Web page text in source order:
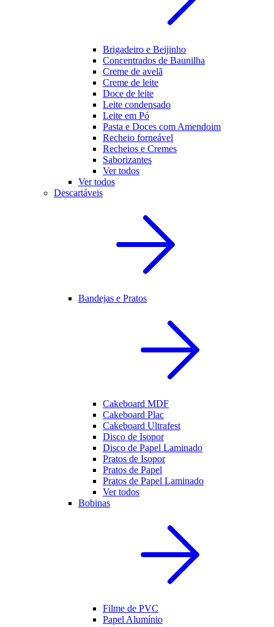
Brigadeiro e Beijinho
Concentrados de Baunilha
Creme de avelã
Creme de leite
Doce de leite
Leite condensado
Leite em Pó
Pasta e Doces com Amendoim
Recheio forneável
Recheios e Cremes
Saborizantes
Ver todos
Ver todos
Descartáveis
Bandejas e Pratos
Cakeboard MDF
Cakeboard Plac
Cakeboard Ultrafest
Disco de Isopor
Disco de Papel Laminado
Pratos de Isopor
Pratos de Papel
Pratos de Papel Laminado
Ver todos
Bobinas
Filme de PVC
Papel Alumínio